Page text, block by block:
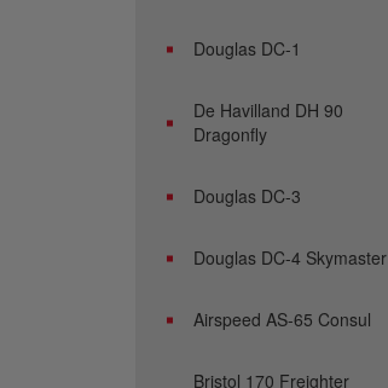
Douglas DC-1
De Havilland DH 90
Dragonfly
Douglas DC-3
Douglas DC-4 Skymaster
Airspeed AS-65 Consul
Bristol 170 Freighter